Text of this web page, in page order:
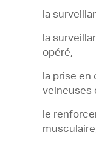
la
la
opéré,
la prise
veineuses
le